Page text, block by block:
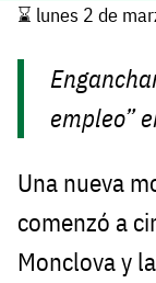
⌛️ lunes 2 de
empleo”
Una nueva
comenzó a
Monclova y